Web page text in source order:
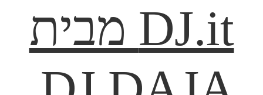
DJ.it מבית